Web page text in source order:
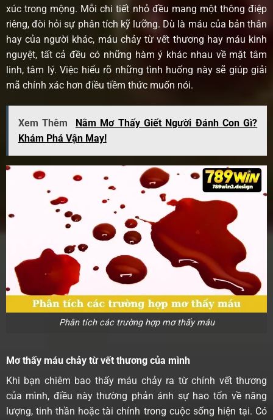
xúc trong mộng. Mỗi chi tiết nhỏ đều mang một thông điệp
riêng, đòi hỏi sự phân tích kỹ lưỡng. Dù là máu của bản thân
hay của người khác, máu chảy từ vết thương hay máu kinh
nguyệt, tất cả đều có những hàm ý khác nhau về mặt tâm
linh, tâm lý. Việc hiểu rõ những tình huống này sẽ giúp giải
mã chính xác hơn điều tiềm thức muốn nói.
Xem Thêm
Nằm Mơ Thấy Giết Người Đánh Con Gì?
Khám Phá Vận May!
Phân tích các trường hợp mơ thấy máu
Mơ thấy máu chảy từ vết thương của mình
Khi bạn chiêm bao thấy máu chảy ra từ chính vết thương
của mình, điều này thường phản ánh sự hao tổn về năng
lượng, tinh thần hoặc tài chính trong cuộc sống hiện tại. Có